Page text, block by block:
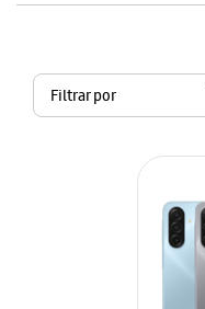
Filtrar por